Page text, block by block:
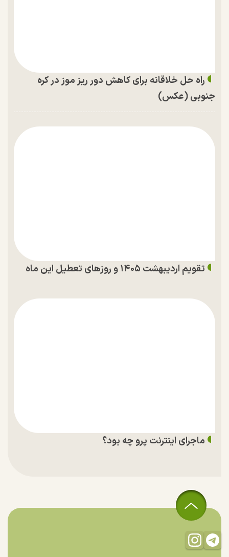
راه حل خلاقانه برای کاهش دور ریز موز در کره
جنوبی (عکس)
تقویم اردیبهشت ۱۴۰۵ و روز‌های تعطیل این ماه
ماجرای اینترنت پرو چه بود؟